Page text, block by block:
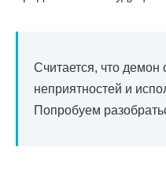
Считается, что демон
неприятностей и
Попробуем